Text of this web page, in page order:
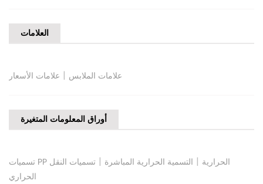
العلامات
علامات الملابس | علامات الأسعار
أوراق المعلومات المتغيرة
تسميات PP الحرارية | التسمية الحرارية المباشرة | تسميات النقل
الحراري